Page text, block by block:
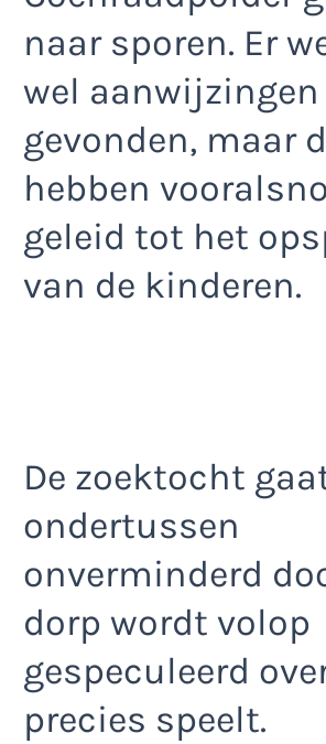
naar sporen. Er
wel aanwijzingen
gevonden, maar
hebben
geleid tot het
van de kinderen.
De zoektocht
ondertussen
onverminderd
dorp wordt volop
gespeculeerd
precies speelt.